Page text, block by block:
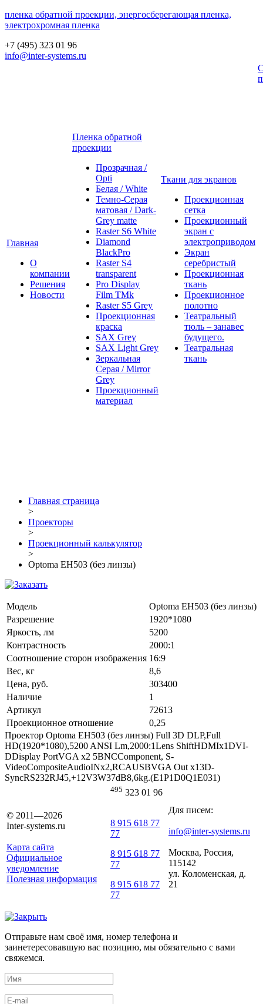
пленка обратной проекции, энергосберегающая пленка,
электрохромная пленка
+7 (495) 323 01 96
info@inter-systems.ru
Главная
О
компании
Решения
Новости
Пленка обратной
проекции
Прозрачная /
Opti
Белая / White
Темно-Серая
матовая / Dark-
Grey matte
Raster S6 White
Diamond
BlackPro
Raster S4
transparent
Pro Display
Film ТМk
Raster S5 Grey
Проекционная
краска
SAX Grey
SAX Light Grey
Зеркальная
Серая / Mirror
Grey
Проекционный
материал
Ткани для экранов
Проекционная
сетка
Проекционный
экран с
электроприводом
Экран
серебристый
Проекционная
ткань
Проекционное
полотно
Театральный
тюль – занавес
будущего.
Театральная
ткань
Главная страница
>
Проекторы
>
Проекционный калькулятор
>
Optoma EH503 (без линзы)
Модель
Optoma EH503 (без линзы)
Разрешение
1920*1080
Яркость, лм
5200
Контрастность
2000:1
Соотношение сторон изображения 16:9
Вес, кг
8,6
Цена, руб.
303400
Наличие
1
Артикул
72613
Проекционное отношение
0,25
Проектор Optoma EH503 (без линзы) Full 3D DLP,Full
HD(1920*1080),5200 ANSI Lm,2000:1Lens ShiftHDMIx1DVI-
DDisplay PortVGA x2 5BNCComponent, S-
VideoCompositeAudioINx2,RCAUSBVGA Out x13D-
SyncRS232RJ45,+12V3W37dB8,6kg.(E1P1D0Q1E031)
© 2011—2026
Inter-systems.ru
Карта сайта
Официальное
уведомление
Полезная информация
495 323 01 96
8 915 618 77
77
8 915 618 77
77
8 915 618 77
77
Для писем:
info@inter-systems.ru
Москва, Россия,
115142
ул. Коломенская, д.
21
Отправьте нам своё имя, номер телефона и
заинетересовавшую вас позицию, мы обязательно с вами
свяжемся.